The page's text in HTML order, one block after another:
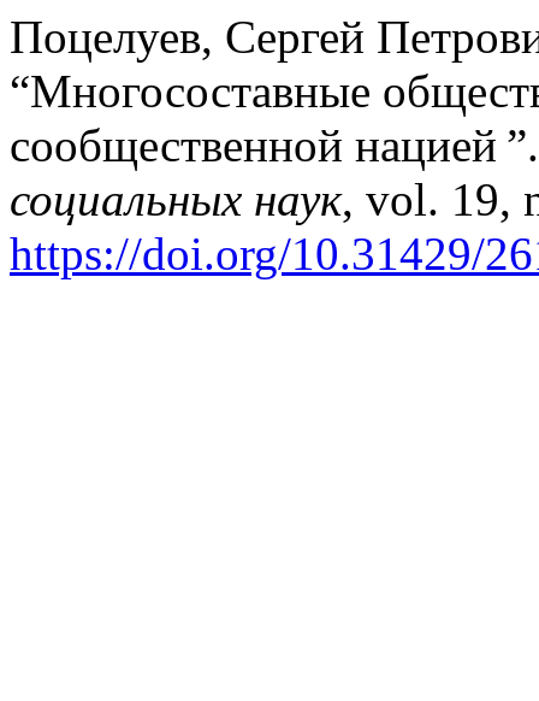
Поцелуев, Сергей
“Многосоставные
сообщественной нацией
социальных наук, vol. 19,
https://doi.org/10.31429/